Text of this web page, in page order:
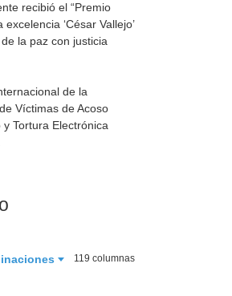
recibió el “Premio
excelencia ‘César Vallejo’
la paz con justicia
de la
Víctimas de Acoso
Tortura Electrónica
119 columnas